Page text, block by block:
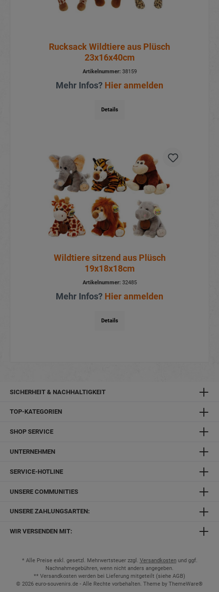
Rucksack Wildtiere aus Plüsch
23x16x40cm
Artikelnummer:38159
Mehr Infos? Hier anmelden
Details
Wildtiere sitzend aus Plüsch
19x18x18cm
Artikelnummer:32485
Mehr Infos? Hier anmelden
Details
SICHERHEIT & NACHHALTIGKEIT
TOP-KATEGORIEN
SHOP SERVICE
UNTERNEHMEN
SERVICE-HOTLINE
UNSERE COMMUNITIES
UNSERE ZAHLUNGSARTEN:
WIR VERSENDEN MIT:
* Alle Preise exkl. gesetzl. Mehrwertsteuer zzgl. Versandkostenund ggf.
Nachnahmegebühren, wenn nicht anders angegeben.
** Versandkosten werden bei Lieferung mitgeteilt (siehe AGB)
© 2026 euro-souvenirs.de - Alle Rechte vorbehalten. Theme by ThemeWare®